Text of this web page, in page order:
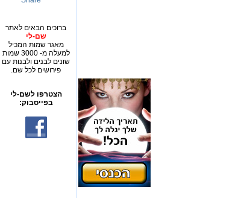
ברוכים הבאים לאתר
שם-לי
מאגר שמות המכיל
למעלה מ- 3000 שמות
שונים לבנים ולבנות עם
פירושים לכל שם.
הצטרפו לשם-לי
בפייסבוק: